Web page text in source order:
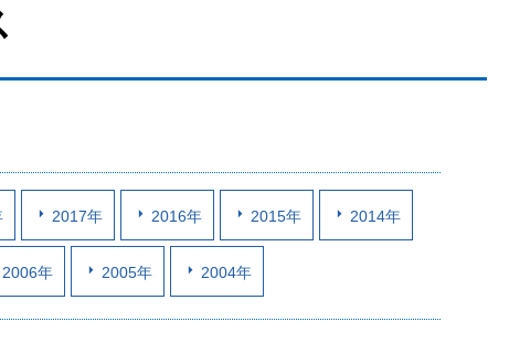
2017年 2016年 2015年 2014年
2006年 2005年 2004年